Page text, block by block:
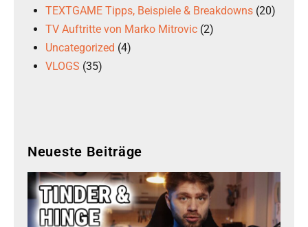
TEXTGAME Tipps, Beispiele & Breakdowns (20)
TV Auftritte von Marko Mitrovic (2)
Uncategorized (4)
VLOGS (35)
Neueste Beiträge